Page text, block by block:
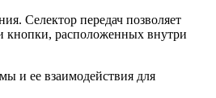
Селектор передач позволяет
кнопки, расположенных внутри
и ее взаимодействия для